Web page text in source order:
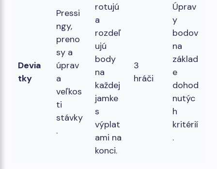
Devia
tky
Pressi
ngy,
preno
sy a
úprav
a
veľkos
ti
stávky
.
rotujú
a
rozdeľ
ujú
body
na
každej
jamke
s
výplat
ami na
konci.
3
hráči
Úprav
y
bodov
na
základ
e
dohod
nutýc
h
kritérií
.